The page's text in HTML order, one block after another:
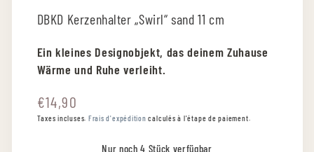
DBKD Kerzenhalter „Swirl“ sand 11 cm
Ein kleines Designobjekt, das deinem Zuhause
Wärme und Ruhe verleiht.
Prix
normal
€14,90
Taxes incluses. Frais d'expédition calculés à l'étape de paiement.
Nur noch 4 Stück verfügbar